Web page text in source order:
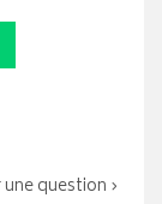
question ›